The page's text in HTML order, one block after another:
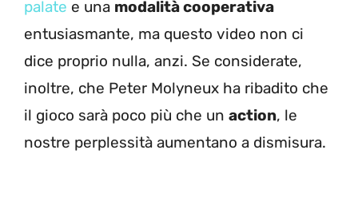
palate e una modalità cooperativa
entusiasmante, ma questo video non ci
dice proprio nulla, anzi. Se considerate,
inoltre, che Peter Molyneux ha ribadito che
il gioco sarà poco più che un action, le
nostre perplessità aumentano a dismisura.